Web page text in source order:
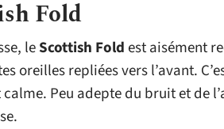
Fold
leScottish Foldest aisément
oreilles repliées vers l’avant.
Peu adepte du bruit et de